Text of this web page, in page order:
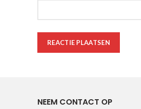
NEEM CONTACT OP